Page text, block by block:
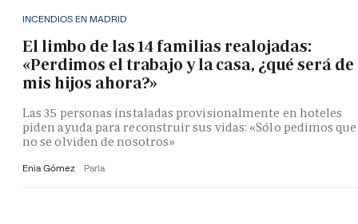
INCENDIOS EN MADRID
El limbo de las 14 familias realojadas:
«Perdimos el trabajo y la casa, ¿qué será de
mis hijos ahora?»
Las 35 personas instaladas provisionalmente en hoteles
piden ayuda para reconstruir sus vidas: «Sólo pedimos que
no se olviden de nosotros»
Enia Gómez Parla